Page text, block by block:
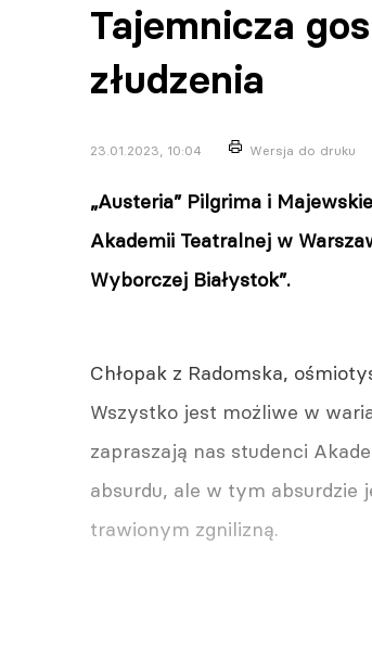
Tajemnicza
złudzenia
23.01.2023, 10:04 Wersja do druku
„Austeria” Pilgrima i
Akademii Teatralnej w
Wyborczej Białystok”.
Chłopak z Radomska,
Wszystko jest możliwe w
zapraszają nas studenci
absurdu, ale w tym absurdzie
trawionym zgnilizną.